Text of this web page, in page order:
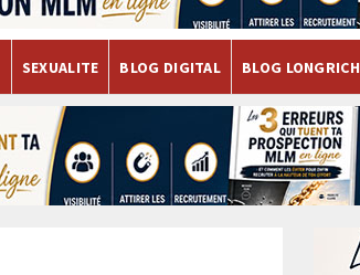
SEXUALITE BLOG DIGITAL BLOG LONGRICH